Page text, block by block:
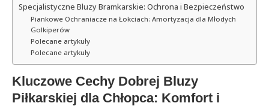
Specjalistyczne Bluzy Bramkarskie: Ochrona i Bezpieczeństwo
Piankowe Ochraniacze na Łokciach: Amortyzacja dla Młodych
Golkiperów
Polecane artykuły
Polecane artykuły
Kluczowe Cechy Dobrej Bluzy
Piłkarskiej dla Chłopca: Komfort i